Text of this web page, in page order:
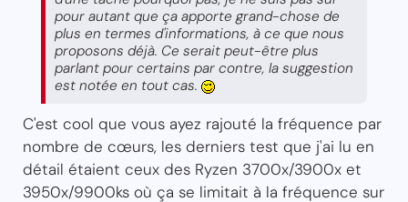
pour autant que ça apporte grand-chose de
plus en termes d'informations, à ce que nous
proposons déjà. Ce serait peut-être plus
parlant pour certains par contre, la suggestion
est notée en tout cas.
C'est cool que vous ayez rajouté la fréquence par
nombre de cœurs, les derniers test que j'ai lu en
détail étaient ceux des Ryzen 3700x/3900x et
3950x/9900ks où ça se limitait à la fréquence sur